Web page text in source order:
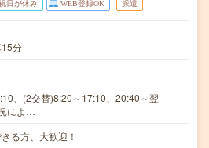
日が休み WEB登録OK 派遣
分
、(2交替)8:20～17:10、20:40～翌
によ…
る方、大歓迎！